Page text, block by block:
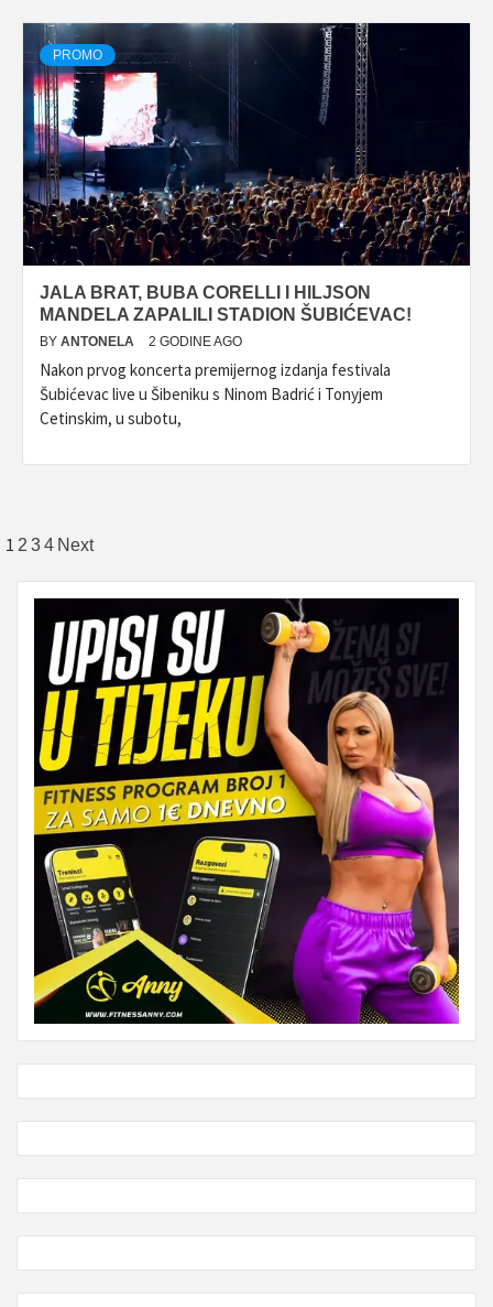
PROMO
JALA BRAT, BUBA CORELLI I HILJSON
MANDELA ZAPALILI STADION ŠUBIĆEVAC!
BY ANTONELA 2 GODINE AGO
Nakon prvog koncerta premijernog izdanja festivala
Šubićevac live u Šibeniku s Ninom Badrić i Tonyjem
Cetinskim, u subotu,
Brojevi
stranica
objava
1 2 34 Next